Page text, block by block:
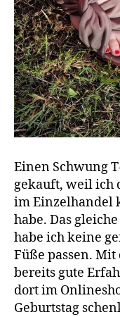
Einen Schwung
gekauft, weil ich
im Einzelhandel
habe. Das
habe ich keine
Füße passen.
bereits gute
dort im
Geburtstag